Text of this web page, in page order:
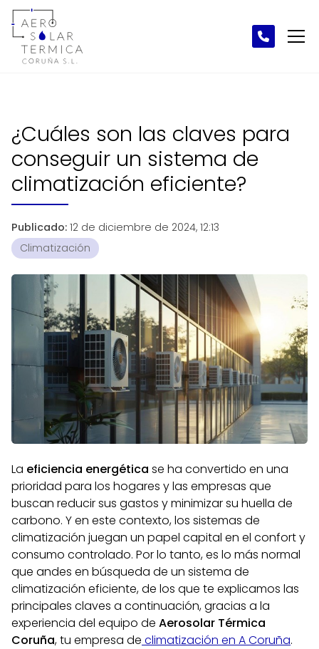
¿Cuáles son las claves para
conseguir un sistema de
climatización eficiente?
Publicado: 12 de diciembre de 2024, 12:13
Climatización
La eficiencia energética se ha convertido en una
prioridad para los hogares y las empresas que
buscan reducir sus gastos y minimizar su huella de
carbono. Y en este contexto, los sistemas de
climatización juegan un papel capital en el confort y
consumo controlado. Por lo tanto, es lo más normal
que andes en búsqueda de un sistema de
climatización eficiente, de los que te explicamos las
principales claves a continuación, gracias a la
experiencia del equipo de Aerosolar Térmica
Coruña, tu empresa de climatización en A Coruña.